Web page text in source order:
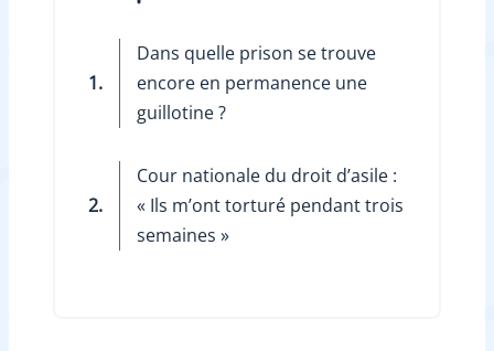
1.
Dans quelle prison se trouve
encore en permanence une
guillotine ?
2.
Cour nationale du droit d’asile :
« Ils m’ont torturé pendant trois
semaines »